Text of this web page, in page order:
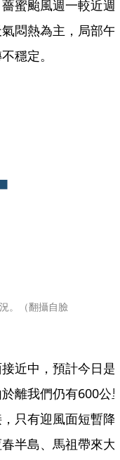
蜜颱風週一較近週
悶熱為主，局部午
穩定。
。（翻攝自臉
近中，預計今日是
離我們仍有600公
只有迎風面短暫降
半島、馬祖帶來大